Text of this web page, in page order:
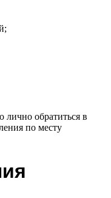
обратиться в
по месту